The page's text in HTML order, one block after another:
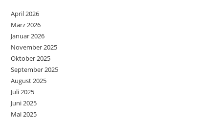
April 2026
März 2026
Januar 2026
November 2025
Oktober 2025
September 2025
August 2025
Juli 2025
Juni 2025
Mai 2025